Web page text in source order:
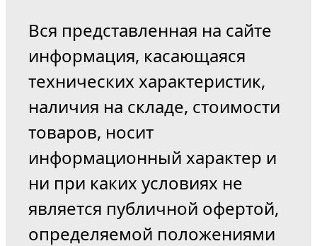
Вся представленная на сайте
информация, касающаяся
технических характеристик,
наличия на складе, стоимости
товаров, носит
информационный характер и
ни при каких условиях не
является публичной офертой,
определяемой положениями